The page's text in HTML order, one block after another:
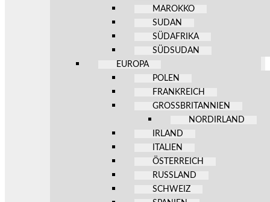
MAROKKO
SUDAN
SÜDAFRIKA
SÜDSUDAN
EUROPA
POLEN
FRANKREICH
GROSSBRITANNIEN
NORDIRLAND
IRLAND
ITALIEN
ÖSTERREICH
RUSSLAND
SCHWEIZ